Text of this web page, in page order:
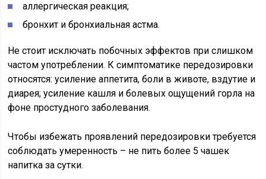
аллергическая реакция;
бронхит и бронхиальная астма.
Не стоит исключать побочных эффектов при слишком
частом употреблении. К симптоматике передозировки
относятся: усиление аппетита, боли в животе, вздутие и
диарея; усиление кашля и болевых ощущений горла на
фоне простудного заболевания.
Чтобы избежать проявлений передозировки требуется
соблюдать умеренность – не пить более 5 чашек
напитка за сутки.